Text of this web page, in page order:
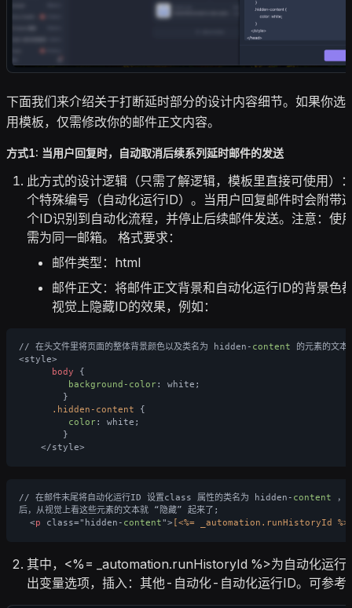
下面我们来介绍关于打断延时部分的设计内容细节。如果你选
用模板，仅需修改你的邮件正文内容。
方式1: 当用户回复时，自动取消后续系列延时邮件的发送
此方式的设计逻辑（只需了解逻辑，模板里直接可使用）
个特殊编号（自动化运行ID）。当用户回复邮件时会附带
个ID识别到自动化流程，并停止后续邮件发送。注意：使
需为同一邮箱。 格式要求：
邮件类型：html
邮件正文：将邮件正文背景和自动化运行ID的背景色
视觉上隐藏ID的效果，例如：
// 在头文件里将页面的整体背景颜色以及类名为 hidden- content 的元素的文
<style>
body {
background-color: white;
.hidden-content {
color: white;
// 在邮件末尾将自动化运行ID 设置class 属性的类名为 hidden- content ，
后，从视觉上看这些元素的文本就 “隐藏” 起来了;
  <
p class="hidden- content"> [<%= _automation.runHistoryId
其中，<%= _automation.runHistoryId %>为自动化运行
出变量选项，插入：其他-自动化-自动化运行ID。可参考